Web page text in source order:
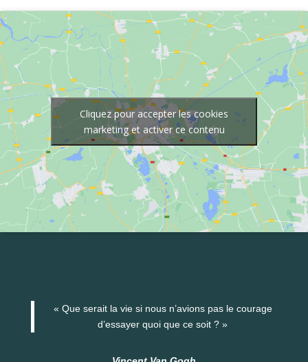
Cliquez pour accepter les cookies
marketing et activer ce contenu
« Que serait la vie si nous n’avions pas le courage
d’essayer quoi que ce soit ? »